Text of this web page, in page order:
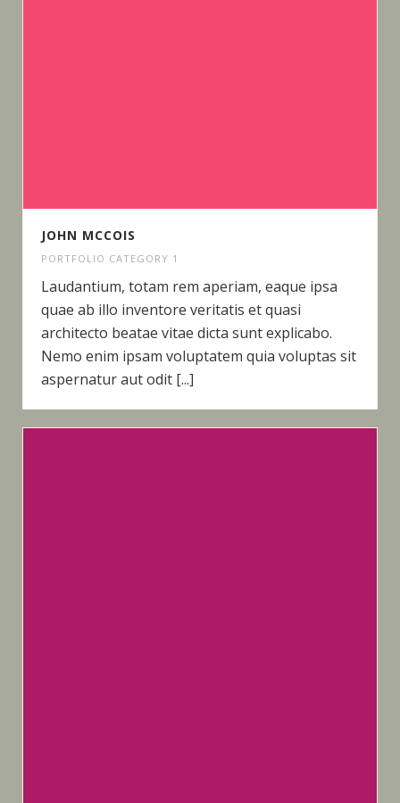
JOHN MCCOIS
PORTFOLIO CATEGORY 1
Laudantium, totam rem aperiam, eaque ipsa
quae ab illo inventore veritatis et quasi
architecto beatae vitae dicta sunt explicabo.
Nemo enim ipsam voluptatem quia voluptas sit
aspernatur aut odit [...]